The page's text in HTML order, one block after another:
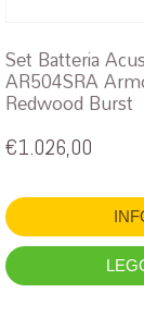
Set Batteria
AR504SRA
Redwood Burst
€1.026,00